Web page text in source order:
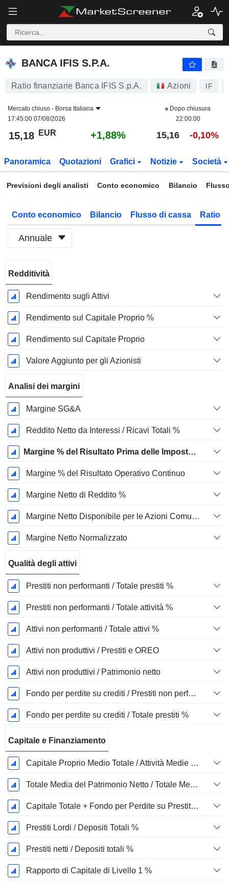
BANCA IFIS S.P.A.
BANCA IFIS S.P.A.
Ratio finanziarie Banca IFIS S.p.A. Azioni IF
Mercato chiuso - Borsa Italiana
17:45:00 07/08/2026
Dopo chiusura
22:00:00
15,18 EUR +1,88% 15,16 -0,10%
Panoramica Quotazioni Grafici Notizie Società
Previsioni degli analisti Conto economico Bilancio
Conto economico Bilancio Flusso di cassa Ratio
Annuale
Fiscale:
Dicembre
Redditività
Rendimento sugli Attivi
Rendimento sul Capitale Proprio %
Rendimento sul Capitale Proprio
Valore Aggiunto per gli Azionisti
Analisi dei margini
Margine SG&A
Reddito Netto da Interessi / Ricavi Totali %
Margine % del Risultato Prima delle Imposte Escl. Elementi Non Ricorrenti
Margine % del Risultato Operativo Continuo
Margine Netto di Reddito %
Margine Netto Disponibile per le Azioni Comuni %
Margine Netto Normalizzato
Qualità degli attivi
Prestiti non performanti / Totale prestiti %
Prestiti non performanti / Totale attività %
Attivi non performanti / Totale attivi %
Attivi non produttivi / Prestiti e OREO
Attivi non produttivi / Patrimonio netto
Fondo per perdite su crediti / Prestiti non performanti %
Fondo per perdite su crediti / Totale prestiti %
Capitale e Finanziamento
Capitale Proprio Medio Totale / Attività Medie Totali %
Totale Media del Patrimonio Netto / Totale Media degli Attivi %
Capitale Totale + Fondo per Perdite su Prestiti / Totale Prestiti %
Prestiti Lordi / Depositi Totali %
Prestiti netti / Depositi totali %
Rapporto di Capitale di Livello 1 %